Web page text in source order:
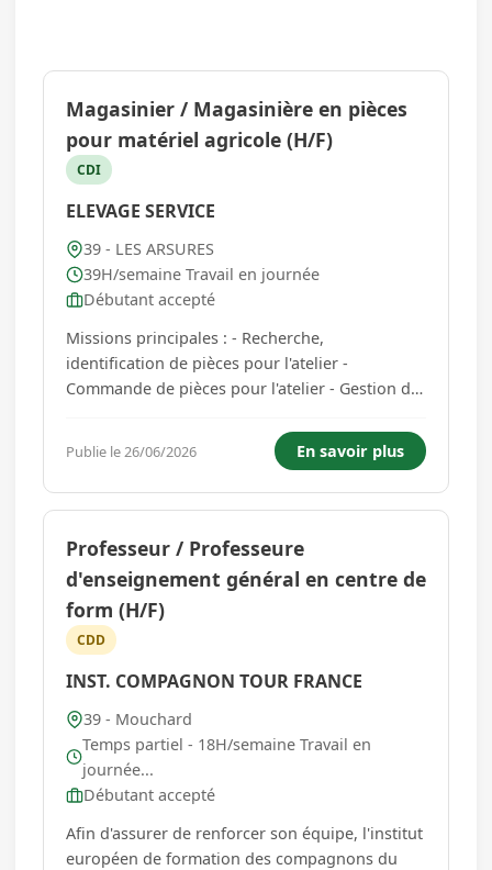
Magasinier / Magasinière en pièces
pour matériel agricole (H/F)
CDI
ELEVAGE SERVICE
39 - LES ARSURES
39H/semaine Travail en journée
Débutant accepté
Missions principales : - Recherche,
identification de pièces pour l'atelier -
Commande de pièces pour l'atelier - Gestion du
informatiques liées aux pièces commandées -
Vente au comptoir Vous travaillez du lundi au
vendredi de 08h à 12h et de 13h3...
Publie le 26/06/2026 En savoir plus
Professeur / Professeure
d'enseignement général en centre de
form (H/F)
CDD
INST. COMPAGNON TOUR FRANCE
39 - Mouchard
Temps partiel - 18H/semaine Travail en
journée...
Débutant accepté
Afin d'assurer de renforcer son équipe, l'institut
européen de formation des compagnons du